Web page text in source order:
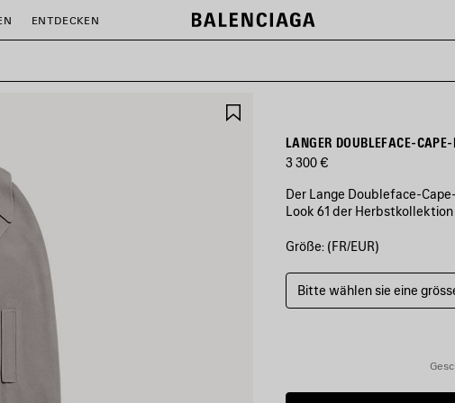
ENTDECKEN
LANGER DOUBLEFACE-
3 300 €
Der Lange Doubleface-
Look 61 der
FARBEN
BALENCIAGA
GRAU
Größe: (FR/EUR)
Bitte wählen sie eine